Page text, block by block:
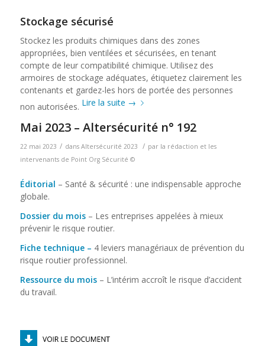
Stockage sécurisé
Stockez les produits chimiques dans des zones
appropriées, bien ventilées et sécurisées, en tenant
compte de leur compatibilité chimique. Utilisez des
armoires de stockage adéquates, étiquetez clairement les
contenants et gardez-les hors de portée des personnes
non autorisées. Lire la suite →
Mai 2023 – Altersécurité n° 192
22 mai 2023 / dans Altersécurité 2023 / par la rédaction et les
intervenants de Point Org Sécurité ©
Éditorial – Santé & sécurité : une indispensable approche
globale.
Dossier du mois– Les entreprises appelées à mieux
prévenir le risque routier.
Fiche technique – 4 leviers managériaux de prévention du
risque routier professionnel.
Ressource du mois– L’intérim accroît le risque d’accident
du travail.